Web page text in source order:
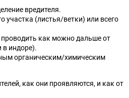
вредителя.
участка (листья/ветки) или всего
как можно дальше от
в индоре).
органическим/химическим
как они проявляются, и как от